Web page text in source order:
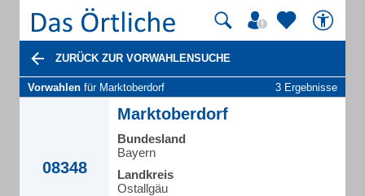
ZURÜCK ZUR VORWAHLENSUCHE
Vorwahlen für Marktoberdorf 3 Ergebnisse
08348
Marktoberdorf
Bundesland
Bayern
Landkreis
Ostallgäu